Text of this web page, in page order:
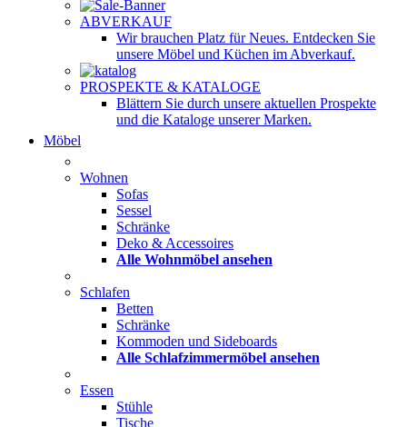
ABVERKAUF
Wir brauchen Platz für Neues. Entdecken Sie
unsere Möbel und Küchen im Abverkauf.
PROSPEKTE & KATALOGE
Blättern Sie durch unsere aktuellen Prospekte
und die Kataloge unserer Marken.
Möbel
Wohnen
Sofas
Sessel
Schränke
Deko & Accessoires
Alle Wohnmöbel ansehen
Schlafen
Betten
Schränke
Kommoden und Sideboards
Alle Schlafzimmermöbel ansehen
Essen
Stühle
Tische